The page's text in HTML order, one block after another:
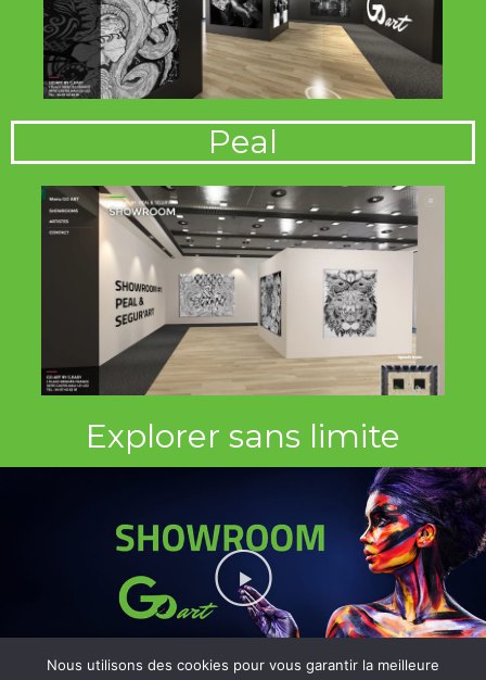
Peal
Explorer sans limite
Nous utilisons des cookies pour vous garantir la meilleure